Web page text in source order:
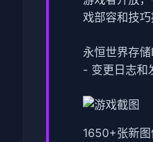
戏部容和技巧
永恒世界存
- 变更日志和
1650+张新